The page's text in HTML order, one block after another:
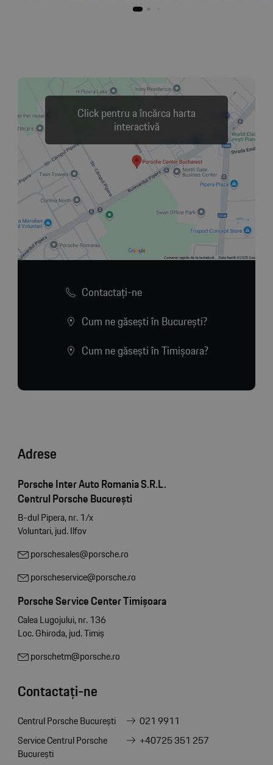
Click pentru a încărca harta
interactivă
Contactaţi-ne
Cum ne găsești în București?
Cum ne găsești în Timișoara?
Adrese
Porsche Inter Auto Romania S.R.L.
Centrul Porsche București
B-dul Pipera, nr. 1/x
Voluntari, jud. Ilfov
porschesales@porsche.ro
porscheservice@porsche.ro
Porsche Service Center Timișoara
Calea Lugojului, nr. 136
Loc. Ghiroda, jud. Timiș
porschetm@porsche.ro
Contactați-ne
Centrul Porsche București
021 9911
Service Centrul Porsche
București
+40725 351 257